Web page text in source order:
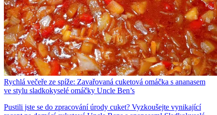
Rychlá večeře ze spíže: Zavařovaná cuketová omáčka s ananasem
ve stylu sladkokyselé omáčky Uncle Ben’s
Pustili jste se do zpracování úrody cuket? Vyzkoušejte vynikající